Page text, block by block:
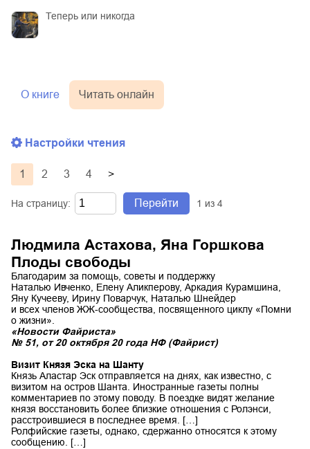
Теперь или никогда
О книге Читать онлайн
Настройки чтения
1 2 3 4 >
На страницу: Перейти 1 из 4
Людмила Астахова, Яна Горшкова
Плоды свободы
Благодарим за помощь, советы и поддержку
Наталью Ивченко, Елену Аликперову, Аркадия Курамшина,
Яну Кучееву, Ирину Поварчук, Наталью Шнейдер
и всех членов ЖЖ-сообщества, посвященного циклу «Помни
о жизни».
«Новости Файриста»
№ 51, от 20 октября 20 года НФ (Файрист)
Визит Князя Эска на Шанту
Князь Аластар Эск отправляется на днях, как известно, с
визитом на остров Шанта. Иностранные газеты полны
комментариев по этому поводу. В поездке видят желание
князя восстановить более близкие отношения с Ролэнси,
расстроившиеся в последнее время. […]
Ролфийские газеты, однако, сдержанно относятся к этому
сообщению. […]